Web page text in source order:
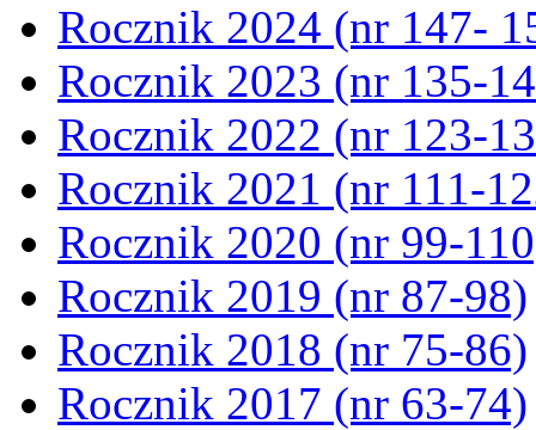
Rocznik 2024 (nr 147-
Rocznik 2023 (nr 135-
Rocznik 2022 (nr 123-
Rocznik 2021 (nr 111-
Rocznik 2020 (nr 99-
Rocznik 2019 (nr 87-98)
Rocznik 2018 (nr 75-86)
Rocznik 2017 (nr 63-74)